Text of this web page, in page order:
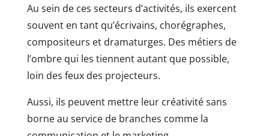
Au sein de ces secteurs d’activités, ils exercent
souvent en tant qu’écrivains, chorégraphes,
compositeurs et dramaturges. Des métiers de
l’ombre qui les tiennent autant que possible,
loin des feux des projecteurs.
Aussi, ils peuvent mettre leur créativité sans
borne au service de branches comme la